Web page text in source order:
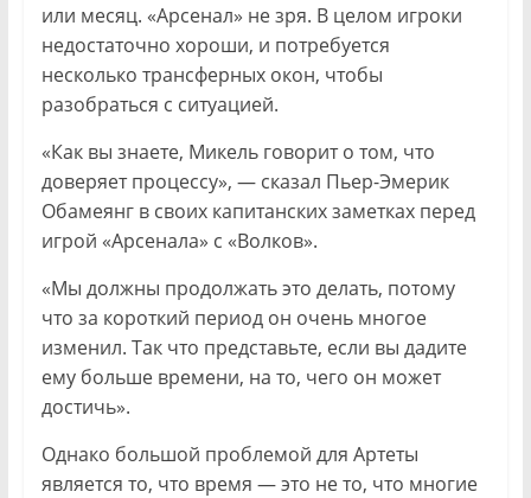
или месяц. «Арсенал» не зря. В целом игроки
недостаточно хороши, и потребуется
несколько трансферных окон, чтобы
разобраться с ситуацией.
«Как вы знаете, Микель говорит о том, что
доверяет процессу», — сказал Пьер-Эмерик
Обамеянг в своих капитанских заметках перед
игрой «Арсенала» с «Волков».
«Мы должны продолжать это делать, потому
что за короткий период он очень многое
изменил. Так что представьте, если вы дадите
ему больше времени, на то, чего он может
достичь».
Однако большой проблемой для Артеты
является то, что время — это не то, что многие